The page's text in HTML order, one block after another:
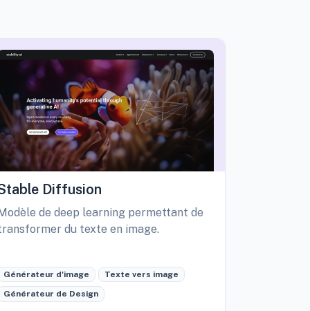
Diffusion
de deep learning permettant de
du texte en image.
Générateur d'image Texte vers image
Générateur de Design